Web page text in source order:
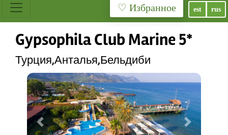
♡ Избранное est rus
Gypsophila Club Marine 5*
Турция,Анталья,Бельдиби
Previous Next